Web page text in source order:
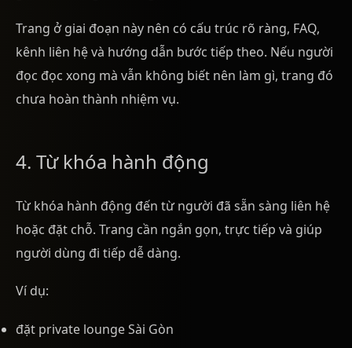
Trang ở giai đoạn này nên có cấu trúc rõ ràng, FAQ,
kênh liên hệ và hướng dẫn bước tiếp theo. Nếu người
đọc đọc xong mà vẫn không biết nên làm gì, trang đó
chưa hoàn thành nhiệm vụ.
4. Từ khóa hành động
Từ khóa hành động đến từ người đã sẵn sàng liên hệ
hoặc đặt chỗ. Trang cần ngắn gọn, trực tiếp và giúp
người dùng đi tiếp dễ dàng.
Ví dụ:
đặt private lounge Sài Gòn